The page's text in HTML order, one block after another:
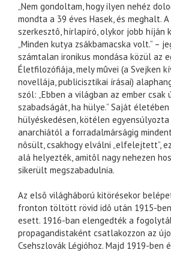
„Nem gondoltam, hogy ilyen nehéz
mondta a 39 éves Hasek, és meghalt.
szerkesztô, hírlapíró, olykor jobb híján
„Minden kutya zsákbamacska volt.” –
számtalan ironikus mondása közül az
Életfilozófiája, mely mûvei (a Svejken
novellája, publicisztikai írásai)
szól: „Ebben a világban az ember csak
szabadságát, ha hülye.” Saját
hülyéskedésen, kötélen
anarchiától a forradalmárságig
nôsült, csakhogy elválni „elfelejtett”,
alá helyezték, amitôl nagy nehezen
sikerült megszabadulnia.
Az elsô világháború kitörésekor
fronton töltött rövid idô után 1915-
esett. 1916-ban elengedték a
propagandistaként csatlakozzon az
Csehszlovák Légióhoz. Majd 1919-ben